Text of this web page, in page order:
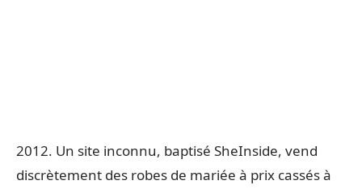
2012. Un site inconnu, baptisé SheInside, vend
discrètement des robes de mariée à prix cassés à